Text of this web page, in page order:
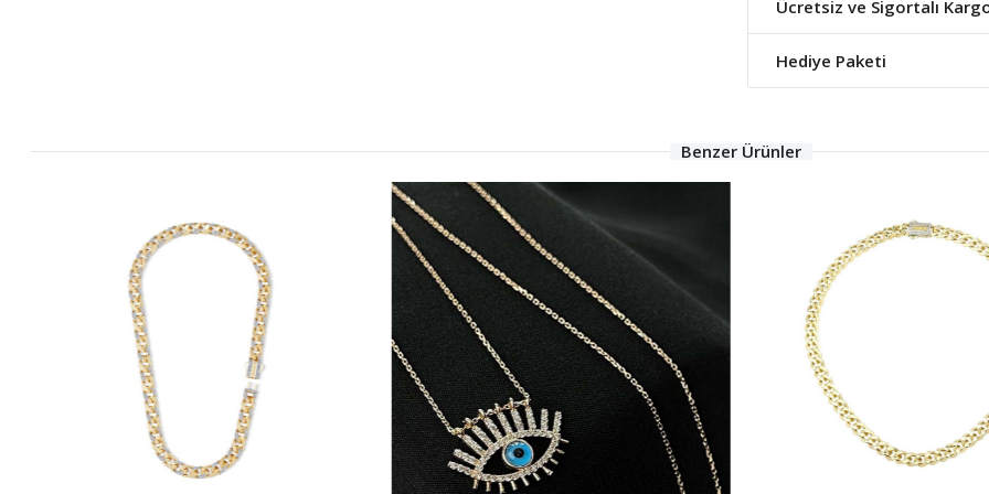
Ücretsiz ve Sigortalı
Hediye Paketi
Benzer Ürünler